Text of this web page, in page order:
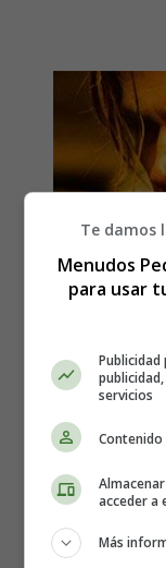
Te damos
Menudos
para usar
servicios
acceder a
Más